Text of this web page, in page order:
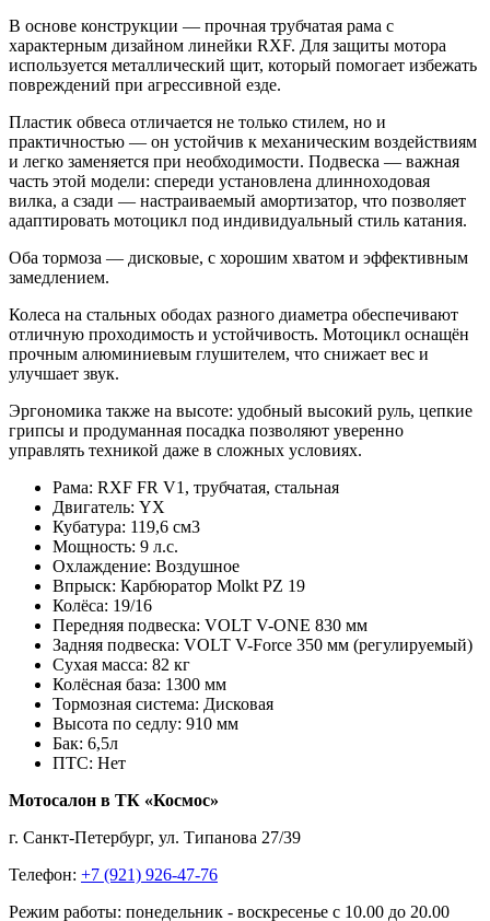
В основе конструкции — прочная трубчатая рама с
характерным дизайном линейки RXF. Для защиты мотора
используется металлический щит, который помогает избежать
повреждений при агрессивной езде.
Пластик обвеса отличается не только стилем, но и
практичностью — он устойчив к механическим воздействиям
и легко заменяется при необходимости. Подвеска — важная
часть этой модели: спереди установлена длинноходовая
вилка, а сзади — настраиваемый амортизатор, что позволяет
адаптировать мотоцикл под индивидуальный стиль катания.
Оба тормоза — дисковые, с хорошим хватом и эффективным
замедлением.
Колеса на стальных ободах разного диаметра обеспечивают
отличную проходимость и устойчивость. Мотоцикл оснащён
прочным алюминиевым глушителем, что снижает вес и
улучшает звук.
Эргономика также на высоте: удобный высокий руль, цепкие
грипсы и продуманная посадка позволяют уверенно
управлять техникой даже в сложных условиях.
Рама: RXF FR V1, трубчатая, стальная
Двигатель: YX
Кубатура: 119,6 см3
Мощность: 9 л.с.
Охлаждение: Воздушное
Впрыск: Карбюратор Molkt PZ 19
Колёса: 19/16
Передняя подвеска: VOLT V-ONE 830 мм
Задняя подвеска: VOLT V-Force 350 мм (регулируемый)
Сухая масса: 82 кг
Колёсная база: 1300 мм
Тормозная система: Дисковая
Высота по седлу: 910 мм
Бак: 6,5л
ПТС: Нет
Мотосалон в ТК «Космос»
г. Санкт-Петербург, ул. Типанова 27/39
Телефон: +7 (921) 926-47-76
Режим работы: понедельник - воскресенье с 10.00 до 20.00